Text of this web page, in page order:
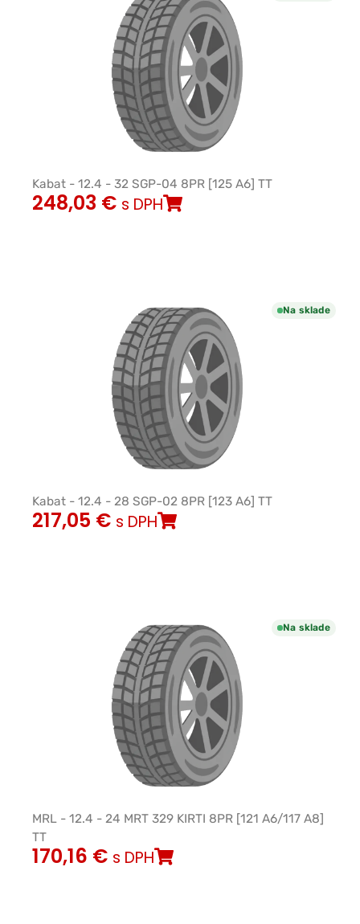
Kabat - 12.4 - 32 SGP-04 8PR [125 A6] TT
248,03 € s DPH
Na sklade
Kabat - 12.4 - 28 SGP-02 8PR [123 A6] TT
217,05 € s DPH
Na sklade
MRL - 12.4 - 24 MRT 329 KIRTI 8PR [121 A6/117 A8]
TT
170,16 € s DPH